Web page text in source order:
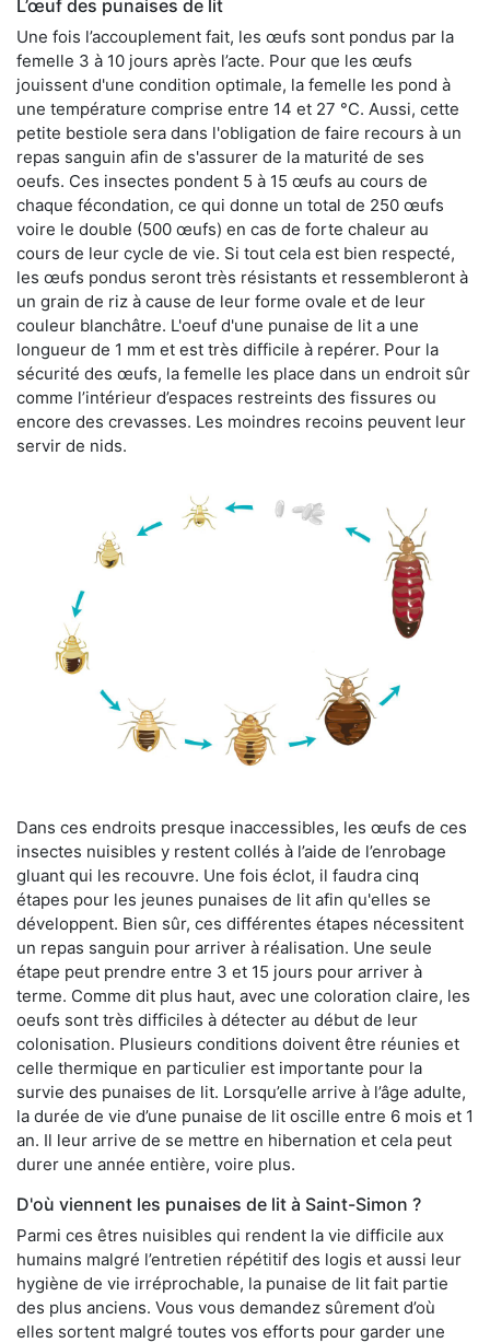
L’œuf des punaises de lit
Une fois l’accouplement fait, les œufs sont pondus par la
femelle 3 à 10 jours après l’acte. Pour que les œufs
jouissent d'une condition optimale, la femelle les pond à
une température comprise entre 14 et 27 °C. Aussi, cette
petite bestiole sera dans l'obligation de faire recours à un
repas sanguin afin de s'assurer de la maturité de ses
oeufs. Ces insectes pondent 5 à 15 œufs au cours de
chaque fécondation, ce qui donne un total de 250 œufs
voire le double (500 œufs) en cas de forte chaleur au
cours de leur cycle de vie. Si tout cela est bien respecté,
les œufs pondus seront très résistants et ressembleront à
un grain de riz à cause de leur forme ovale et de leur
couleur blanchâtre. L'oeuf d'une punaise de lit a une
longueur de 1 mm et est très difficile à repérer. Pour la
sécurité des œufs, la femelle les place dans un endroit sûr
comme l’intérieur d’espaces restreints des fissures ou
encore des crevasses. Les moindres recoins peuvent leur
servir de nids.
Dans ces endroits presque inaccessibles, les œufs de ces
insectes nuisibles y restent collés à l’aide de l’enrobage
gluant qui les recouvre. Une fois éclot, il faudra cinq
étapes pour les jeunes punaises de lit afin qu'elles se
développent. Bien sûr, ces différentes étapes nécessitent
un repas sanguin pour arriver à réalisation. Une seule
étape peut prendre entre 3 et 15 jours pour arriver à
terme. Comme dit plus haut, avec une coloration claire, les
oeufs sont très difficiles à détecter au début de leur
colonisation. Plusieurs conditions doivent être réunies et
celle thermique en particulier est importante pour la
survie des punaises de lit. Lorsqu’elle arrive à l’âge adulte,
la durée de vie d’une punaise de lit oscille entre 6 mois et 1
an. Il leur arrive de se mettre en hibernation et cela peut
durer une année entière, voire plus.
D'où viennent les punaises de lit à Saint-Simon ?
Parmi ces êtres nuisibles qui rendent la vie difficile aux
humains malgré l’entretien répétitif des logis et aussi leur
hygiène de vie irréprochable, la punaise de lit fait partie
des plus anciens. Vous vous demandez sûrement d’où
elles sortent malgré toutes vos efforts pour garder une